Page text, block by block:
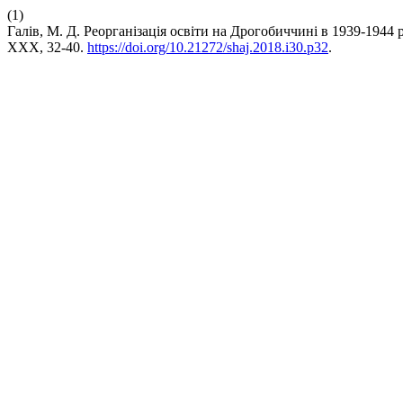
(1)
Галів, М. Д. Реорганізація освіти на Дрогобиччині в 1939-
XXX, 32-40. https://doi.org/10.21272/shaj.2018.i30.p32.